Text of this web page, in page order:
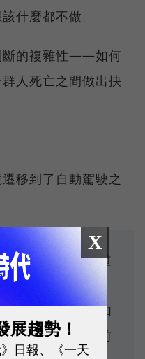
什麼都不做。
斷的複雜性——如何
人死亡之間做出抉
移到了自動駕駛之
去，到底是不是道
斷，比如說你前
就會避讓，但如
就不會。而如果前
X
展趨勢！
日報、《一天